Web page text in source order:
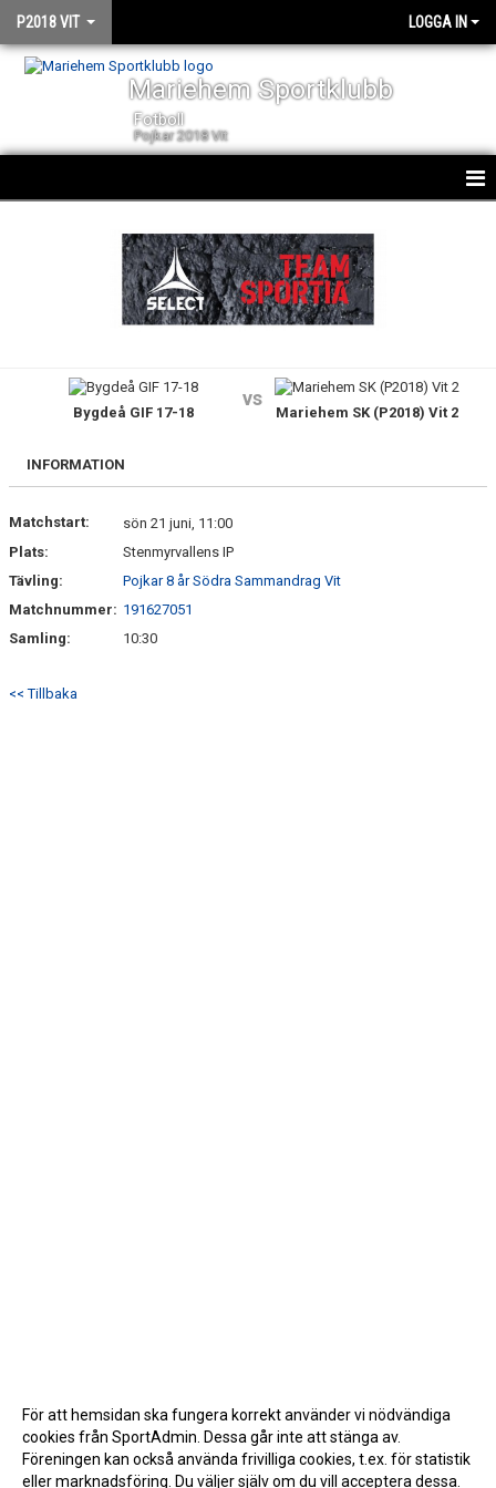
P2018 VIT LOGGA IN
Mariehem Sportklubb
Fotboll
Pojkar 2018 Vit
BILDGALLERI
KONTAKT
Bygdeå GIF 17-18
vs
Mariehem SK (P2018) Vit 2
INFORMATION
Matchstart:
sön 21 juni, 11:00
Plats:
Stenmyrvallens IP
Tävling:
Pojkar 8 år Södra Sammandrag Vit
Matchnummer: 191627051
Samling:
10:30
<< Tillbaka
För att hemsidan ska fungera korrekt använder vi nödvändiga
cookies från SportAdmin. Dessa går inte att stänga av.
Föreningen kan också använda frivilliga cookies, t.ex. för statistik
eller marknadsföring. Du väljer själv om du vill acceptera dessa.